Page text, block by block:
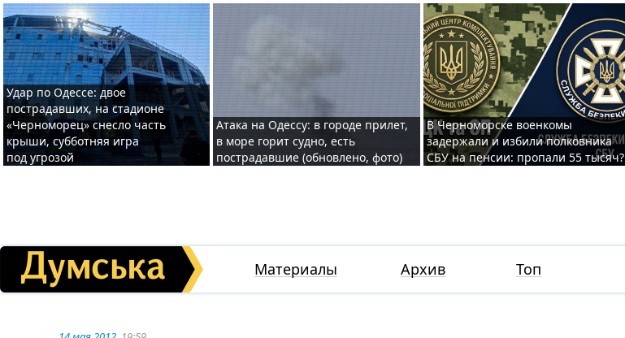
Удар по Одессе: двое
пострадавших, на стадионе
«Черноморец» снесло часть
крыши, субботняя игра
под угрозой
Атака на Одессу: в городе прилет,
в море горит судно, есть
пострадавшие (обновлено, фото)
В Черноморске военкомы
задержали и избили полковника
СБУ на пенсии: пропали 55 тысяч?
Материалы Архив Топ